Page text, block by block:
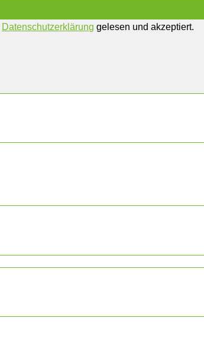
Datenschutzerklärung gelesen und akzeptiert.